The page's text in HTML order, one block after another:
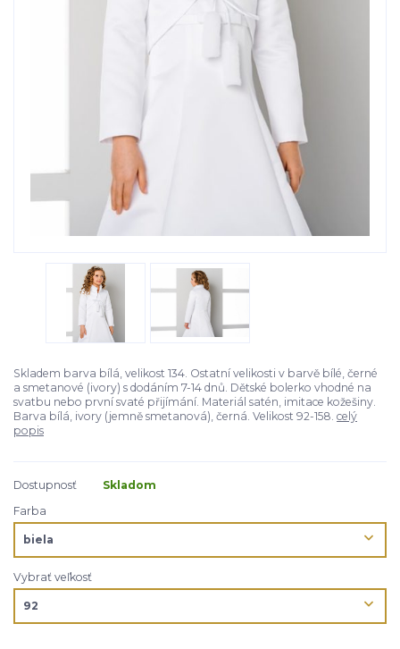
Skladem barva bílá, velikost 134. Ostatní velikosti v barvě bílé, černé
a smetanové (ivory) s dodáním 7-14 dnů. Dětské bolerko vhodné na
svatbu nebo první svaté přijímání. Materiál satén, imitace kožešiny.
Barva bílá, ivory (jemně smetanová), černá. Velikost 92-158. celý
popis
Dostupnosť
Skladom
Farba
Vybrať veľkosť